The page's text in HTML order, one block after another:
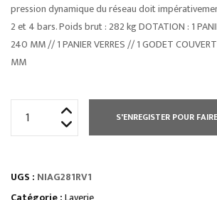
pression dynamique du réseau doit
2 et 4 bars. Poids brut : 282 kg DOTATION : 1
240 MM // 1 PANIER VERRES // 1 GODET
MM
À
S'ENREGISTER POUR
UGS : NIAG281RV1